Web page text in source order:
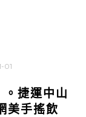
01
捷運中山
美手搖飲